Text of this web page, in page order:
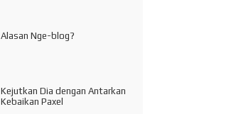
Alasan Nge-blog?
Kejutkan Dia dengan Antarkan
Kebaikan Paxel